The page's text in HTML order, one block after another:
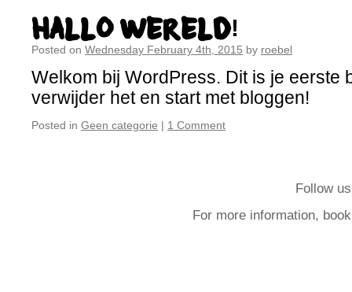
HALLO WERELD!
Posted on Wednesday February 4th, 2015 by roebel
Welkom bij WordPress. Dit is je eerste
verwijder het en start met bloggen!
Posted in Geen categorie | 1 Comment
Follow
For more information,